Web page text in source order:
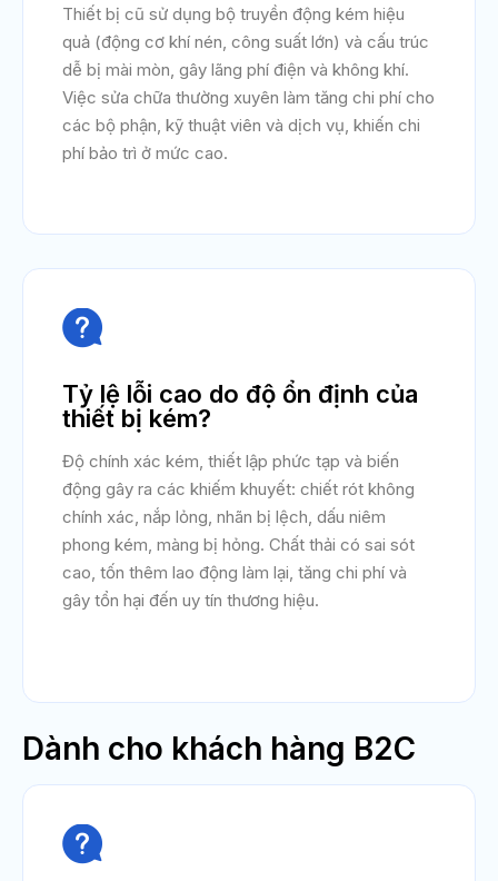
Thiết bị cũ sử dụng bộ truyền động kém hiệu
quả (động cơ khí nén, công suất lớn) và cấu trúc
dễ bị mài mòn, gây lãng phí điện và không khí.
Việc sửa chữa thường xuyên làm tăng chi phí cho
các bộ phận, kỹ thuật viên và dịch vụ, khiến chi
phí bảo trì ở mức cao.

Tỷ lệ lỗi cao do độ ổn định của
thiết bị kém?
Độ chính xác kém, thiết lập phức tạp và biến
động gây ra các khiếm khuyết: chiết rót không
chính xác, nắp lỏng, nhãn bị lệch, dấu niêm
phong kém, màng bị hỏng. Chất thải có sai sót
cao, tốn thêm lao động làm lại, tăng chi phí và
gây tổn hại đến uy tín thương hiệu.
Dành cho khách hàng B2C
